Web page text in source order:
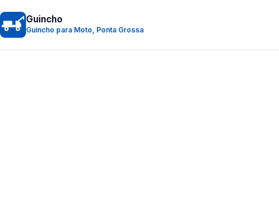
Guincho
Guincho para Moto, Ponta Grossa